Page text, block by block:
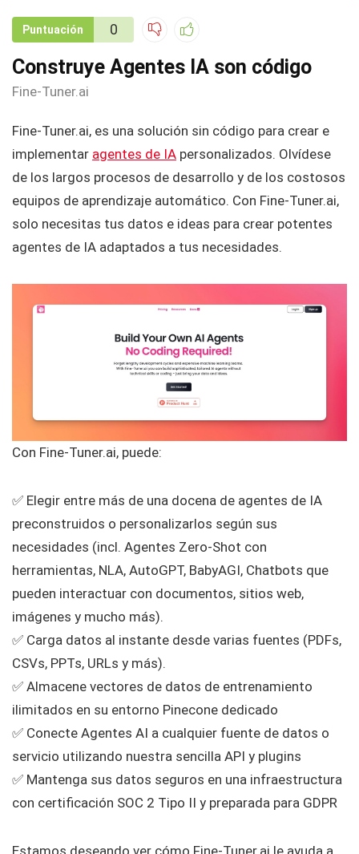
Puntuación 0
Construye Agentes IA son código
Fine-Tuner.ai
Fine-Tuner.ai, es una solución sin código para crear e
implementar agentes de IA personalizados. Olvídese
de los largos procesos de desarrollo y de los costosos
equipos de aprendizaje automático. Con Fine-Tuner.ai,
solo necesitas tus datos e ideas para crear potentes
agentes de IA adaptados a tus necesidades.
Con Fine-Tuner.ai, puede:
✅ Elegir entre más de una docena de agentes de IA
preconstruidos o personalizarlos según sus
necesidades (incl. Agentes Zero-Shot con
herramientas, NLA, AutoGPT, BabyAGI, Chatbots que
pueden interactuar con documentos, sitios web,
imágenes y mucho más).
✅ Carga datos al instante desde varias fuentes (PDFs,
CSVs, PPTs, URLs y más).
✅ Almacene vectores de datos de entrenamiento
ilimitados en su entorno Pinecone dedicado
✅ Conecte Agentes AI a cualquier fuente de datos o
servicio utilizando nuestra sencilla API y plugins
✅ Mantenga sus datos seguros en una infraestructura
con certificación SOC 2 Tipo II y preparada para GDPR